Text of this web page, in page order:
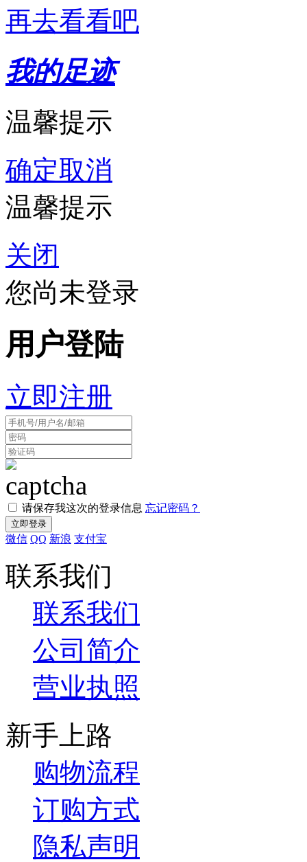
再去看看吧
我的足迹
温馨提示
确定取消
温馨提示
关闭
您尚未登录
用户登陆
立即注册
请保存我这次的登录信息 忘记密码？
微信 QQ 新浪 支付宝
联系我们
联系我们
公司简介
营业执照
新手上路
购物流程
订购方式
隐私声明